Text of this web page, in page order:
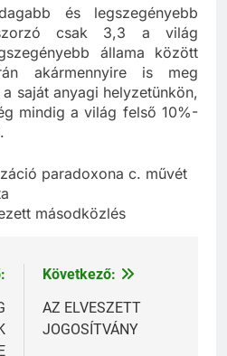
és legszegényebb
csak 3,3 a világ
állama között
akármennyire is meg
saját anyagi helyzetünkön,
mindig a világ felső 10%-
paradoxona c. művét
AZ ELVESZETT